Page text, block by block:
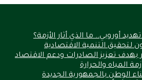
أوروبي.. ما الذي أثار الأزمة؟
لتحقيق التنمية الاقتصادية
بهدف تعزيز الصادرات ودعم الاقتصاد
الوطن بالجمهورية الجديدة